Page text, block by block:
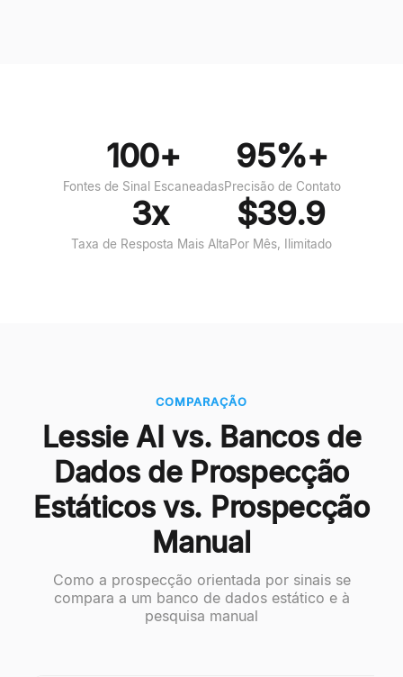
100+
Fontes de Sinal Escaneadas
95%+
Precisão de Contato
3x
Taxa de Resposta Mais Alta
$39.9
Por Mês, Ilimitado
COMPARAÇÃO
Lessie AI vs. Bancos de
Dados de Prospecção
Estáticos vs. Prospecção
Manual
Como a prospecção orientada por sinais se
compara a um banco de dados estático e à
pesquisa manual